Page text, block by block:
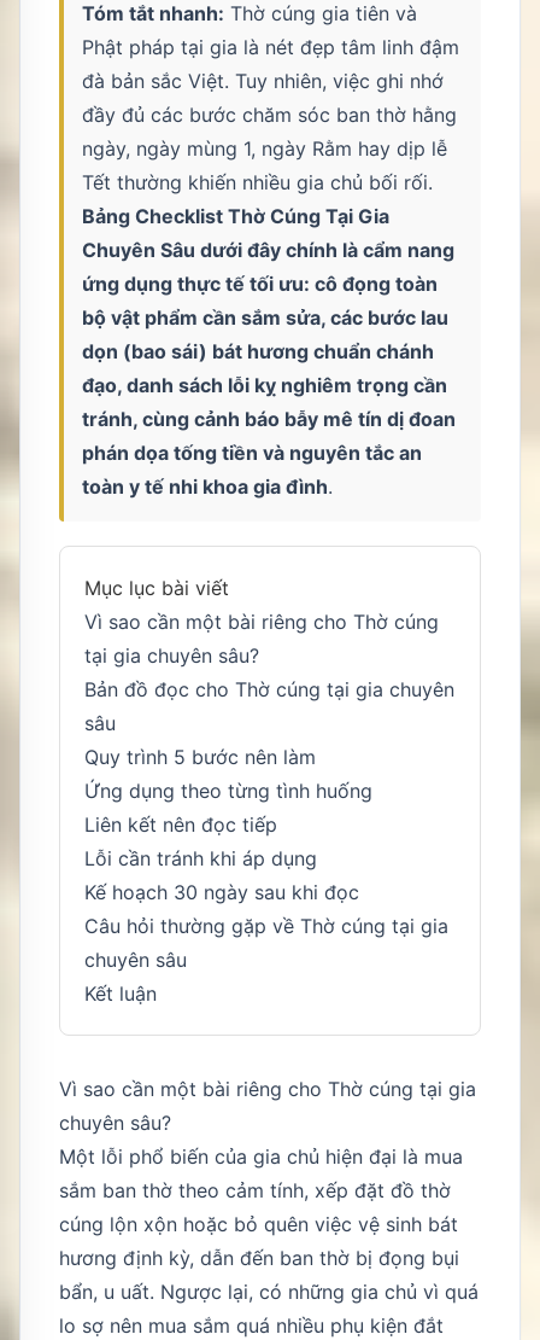
Tóm tắt nhanh: Thờ cúng gia tiên và
Phật pháp tại gia là nét đẹp tâm linh đậm
đà bản sắc Việt. Tuy nhiên, việc ghi nhớ
đầy đủ các bước chăm sóc ban thờ hằng
ngày, ngày mùng 1, ngày Rằm hay dịp lễ
Tết thường khiến nhiều gia chủ bối rối.
Bảng Checklist Thờ Cúng Tại Gia
Chuyên Sâu dưới đây chính là cẩm nang
ứng dụng thực tế tối ưu: cô đọng toàn
bộ vật phẩm cần sắm sửa, các bước lau
dọn (bao sái) bát hương chuẩn chánh
đạo, danh sách lỗi kỵ nghiêm trọng cần
tránh, cùng cảnh báo bẫy mê tín dị đoan
phán dọa tống tiền và nguyên tắc an
toàn y tế nhi khoa gia đình.
Mục lục bài viết
Vì sao cần một bài riêng cho Thờ cúng
tại gia chuyên sâu?
Bản đồ đọc cho Thờ cúng tại gia chuyên
sâu
Quy trình 5 bước nên làm
Ứng dụng theo từng tình huống
Liên kết nên đọc tiếp
Lỗi cần tránh khi áp dụng
Kế hoạch 30 ngày sau khi đọc
Câu hỏi thường gặp về Thờ cúng tại gia
chuyên sâu
Kết luận
Vì sao cần một bài riêng cho Thờ cúng tại gia
chuyên sâu?
Một lỗi phổ biến của gia chủ hiện đại là mua
sắm ban thờ theo cảm tính, xếp đặt đồ thờ
cúng lộn xộn hoặc bỏ quên việc vệ sinh bát
hương định kỳ, dẫn đến ban thờ bị đọng bụi
bẩn, u uất. Ngược lại, có những gia chủ vì quá
lo sợ nên mua sắm quá nhiều phụ kiện đắt